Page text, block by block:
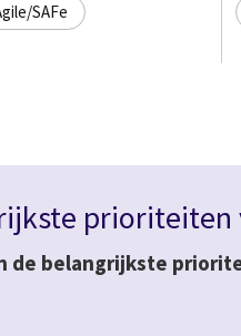
SAFe
prioriteiten
belangrijkste